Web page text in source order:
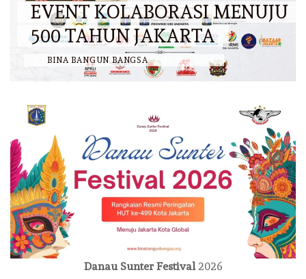
EVENT KOLABORASI MENUJU
500 TAHUN JAKARTA
BINA BANGUN BANGSA / 27 MEI 2026
Danau Sunter Festival2026